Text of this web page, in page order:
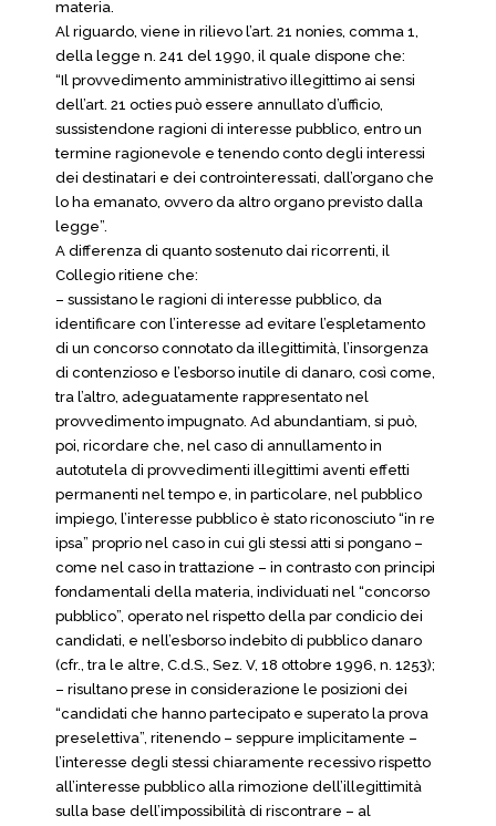
materia.
Al riguardo, viene in rilievo l’art. 21 nonies, comma 1,
della legge n. 241 del 1990, il quale dispone che:
“Il provvedimento amministrativo illegittimo ai sensi
dell’art. 21 octies può essere annullato d’ufficio,
sussistendone ragioni di interesse pubblico, entro un
termine ragionevole e tenendo conto degli interessi
dei destinatari e dei controinteressati, dall’organo che
lo ha emanato, ovvero da altro organo previsto dalla
legge”.
A differenza di quanto sostenuto dai ricorrenti, il
Collegio ritiene che:
– sussistano le ragioni di interesse pubblico, da
identificare con l’interesse ad evitare l’espletamento
di un concorso connotato da illegittimità, l’insorgenza
di contenzioso e l’esborso inutile di danaro, così come,
tra l’altro, adeguatamente rappresentato nel
provvedimento impugnato. Ad abundantiam, si può,
poi, ricordare che, nel caso di annullamento in
autotutela di provvedimenti illegittimi aventi effetti
permanenti nel tempo e, in particolare, nel pubblico
impiego, l’interesse pubblico è stato riconosciuto “in re
ipsa” proprio nel caso in cui gli stessi atti si pongano –
come nel caso in trattazione – in contrasto con principi
fondamentali della materia, individuati nel “concorso
pubblico”, operato nel rispetto della par condicio dei
candidati, e nell’esborso indebito di pubblico danaro
(cfr., tra le altre, C.d.S., Sez. V, 18 ottobre 1996, n. 1253);
– risultano prese in considerazione le posizioni dei
“candidati che hanno partecipato e superato la prova
preselettiva”, ritenendo – seppure implicitamente –
l’interesse degli stessi chiaramente recessivo rispetto
all’interesse pubblico alla rimozione dell’illegittimità
sulla base dell’impossibilità di riscontrare – al